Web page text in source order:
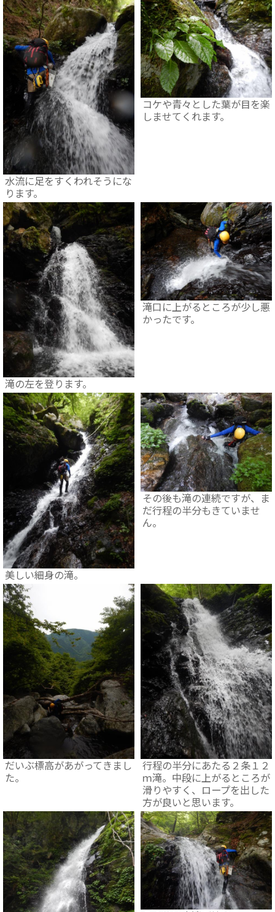
水流に足をすくわれそうにな
ります。
コケや青々とした葉が目を楽
しませてくれます。
滝の左を登ります。
滝口に上がるところが少し悪
かったです。
美しい細身の滝。
その後も滝の連続ですが、ま
だ行程の半分もきていませ
ん。
だいぶ標高があがってきまし
た。
行程の半分にあたる２条１２
ｍ滝。中段に上がるところが
滑りやすく、ロープを出した
方が良いと思います。